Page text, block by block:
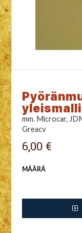
yleismalli
mm. Microcar,
Greacv
6,00 €
MÄÄRÄ